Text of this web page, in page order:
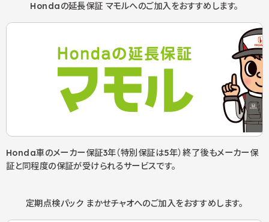
Hondaの延長保証 マモルへのご加入をおすすめします。
Honda車のメーカー保証3年（特別保証は5年）終了後もメーカー保
証と同程度の保証が受けられるサービスです。
定期点検パック まかせチャオへのご加入をおすすめします。